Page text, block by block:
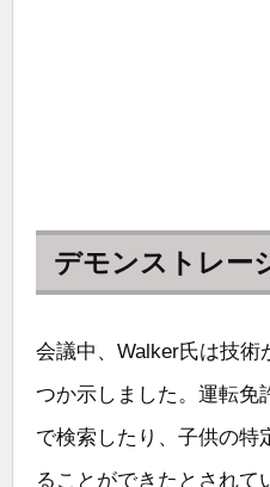
デモンストレー
会議中、Walker氏は技術
つか示しました。運転免
で検索したり、子供の特
ることができたとされて